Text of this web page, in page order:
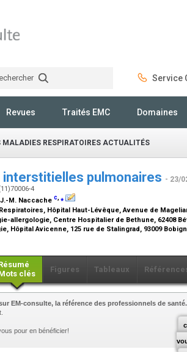
Service
Revues Traités EMC Domaines
MALADIES RESPIRATOIRES ACTUALITÉS
interstitielles pulmonaires - 23/
4
M. Naccache c,⁎
Hôpital Haut-Lévêque, Avenue de
allergologie, Centre Hospitalier de Bethune, 62408
Hôpital Avicenne, 125 rue de Stalingrad, 93009
clés
Figures Tableaux
EM-consulte, la référence des professionnels de santé.
pour en bénéficier!